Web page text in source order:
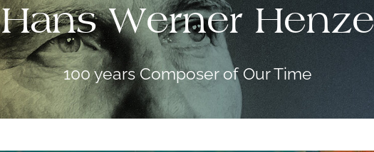
Hans Werner Henze
100 years Composer of Our Time